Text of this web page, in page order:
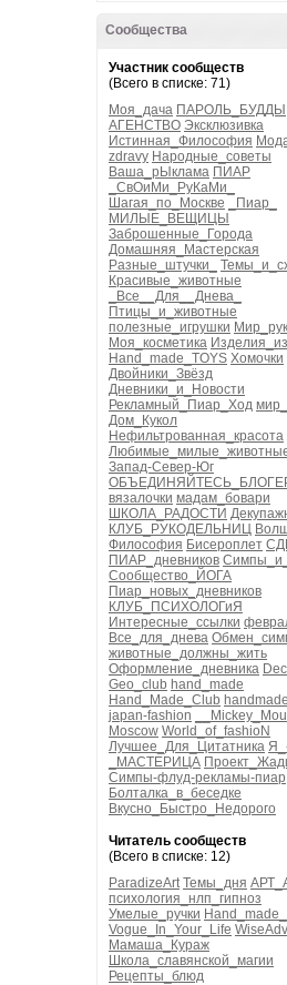
Сообщества
Участник сообществ
(Всего в списке: 71)
Моя_дача ПАРОЛЬ_БУДДЫ
АГЕНСТВО Эксклюзивка
Истинная_Философия
zdravy Народные_советы
Ваша_рЫклама ПИАР
_СвОиМи_РуКаМи_
Шагая_по_Москве
_Пиар_
МИЛЫЕ_ВЕЩИЦЫ
Заброшенные_Города
Домашняя_Мастерская
Разные_штучки_
Красивые_животные
_Все__Для__Днева_
Птицы_и_животные
полезные_игрушки
Моя_косметика
Hand_made_TOYS Хомочки
Двойники_Звёзд
Дневники_и_Новости
Рекламный_Пиар_Ход
Дом_Кукол
Нефильтрованная_красота
Запад-Север-Юг
вязалочки мадам_бовари
ШКОЛА_РАДОСТИ
КЛУБ_РУКОДЕЛЬНИЦ
Философия Бисероплет
ПИАР_дневников
Сообщество_ЙОГА
Пиар_новых_дневников
КЛУБ_ПСИХОЛОГиЯ
Интересные_ссылки
Все_для_днева
животные_должны_жить
Оформление_дневника
Geo_club hand_made
Hand_Made_Club
japan-fashion
Moscow World_of_fashioN
Лучшее_Для_Цитатника
_МАСТЕРИЦА
Симпы-флуд-рекламы-пиар
Болталка_в_беседке
Вкусно_Быстро_Недорого
Читатель сообществ
(Всего в списке: 12)
ParadizeArt Темы_дня
психология_нлп_гипноз
Умелые_ручки
Vogue_In_Your_Life
Мамаша_Кураж
Школа_славянской_магии
Рецепты_блюд